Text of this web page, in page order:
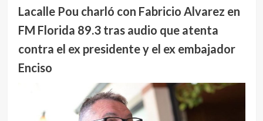
Lacalle Pou charló con Fabricio Alvarez en
FM Florida 89.3 tras audio que atenta
contra el ex presidente y el ex embajador
Enciso